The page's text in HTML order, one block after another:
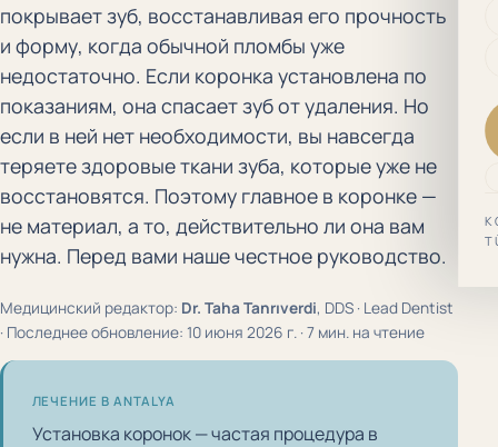
покрывает зуб, восстанавливая его прочность
и форму, когда обычной пломбы уже
недостаточно. Если коронка установлена по
показаниям, она спасает зуб от удаления. Но
если в ней нет необходимости, вы навсегда
теряете здоровые ткани зуба, которые уже не
восстановятся. Поэтому главное в коронке —
не материал, а то, действительно ли она вам
нужна. Перед вами наше честное руководство.
Медицинский редактор: Dr. Taha Tanrıverdi, DDS · Lead Dentist
· Последнее обновление: 10 июня 2026 г. · 7 мин. на чтение
ЛЕЧЕНИЕ В ANTALYA
Установка коронок — частая процедура в